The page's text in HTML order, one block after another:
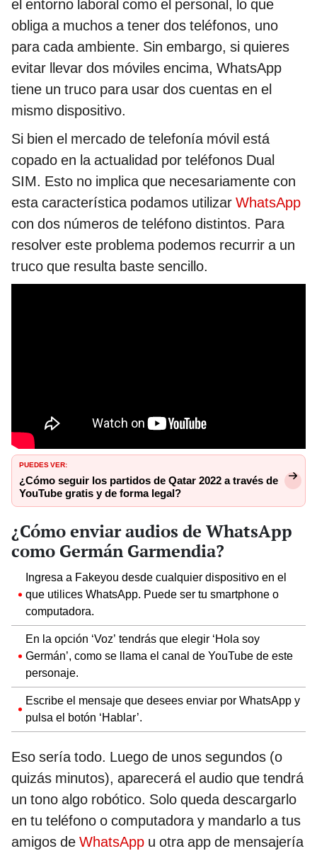
el entorno laboral como el personal, lo que
obliga a muchos a tener dos teléfonos, uno
para cada ambiente. Sin embargo, si quieres
evitar llevar dos móviles encima, WhatsApp
tiene un truco para usar dos cuentas en el
mismo dispositivo.
Si bien el mercado de telefonía móvil está
copado en la actualidad por teléfonos Dual
SIM. Esto no implica que necesariamente con
esta característica podamos utilizar WhatsApp
con dos números de teléfono distintos. Para
resolver este problema podemos recurrir a un
truco que resulta baste sencillo.
PUEDES VER:
¿Cómo seguir los partidos de Qatar 2022 a través de
YouTube gratis y de forma legal?
¿Cómo enviar audios de WhatsApp
como Germán Garmendia?
Ingresa a Fakeyou desde cualquier dispositivo en el
que utilices WhatsApp. Puede ser tu smartphone o
computadora.
En la opción ‘Voz’ tendrás que elegir ‘Hola soy
Germán’, como se llama el canal de YouTube de este
personaje.
Escribe el mensaje que desees enviar por WhatsApp y
pulsa el botón ‘Hablar’.
Eso sería todo. Luego de unos segundos (o
quizás minutos), aparecerá el audio que tendrá
un tono algo robótico. Solo queda descargarlo
en tu teléfono o computadora y mandarlo a tus
amigos de WhatsApp u otra app de mensajería